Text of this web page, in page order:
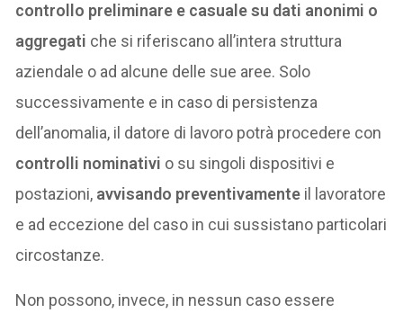
controllo preliminare e casuale su dati anonimi o
aggregati che si riferiscano all’intera struttura
aziendale o ad alcune delle sue aree. Solo
successivamente e in caso di persistenza
dell’anomalia, il datore di lavoro potrà procedere con
controlli nominativi o su singoli dispositivi e
postazioni, avvisando preventivamente il lavoratore
e ad eccezione del caso in cui sussistano particolari
circostanze.
Non possono, invece, in nessun caso essere